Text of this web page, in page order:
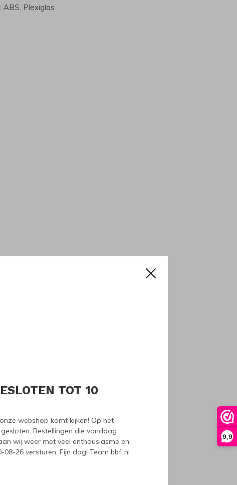
9,9
TOT 10
webshop komt kijken! Op het
Bestellingen die vandaag
wij weer met veel enthousiasme en
26 versturen. Fijn dag! Team bbfl.nl
ABS, Plexiglas